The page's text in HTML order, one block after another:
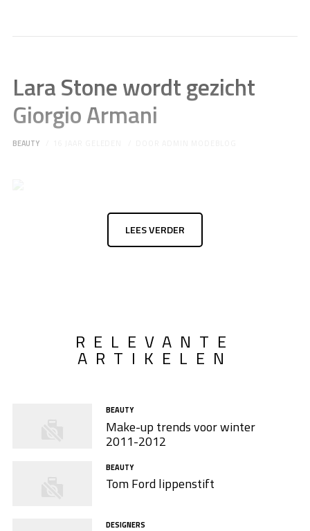
Lara Stone wordt gezicht
Giorgio Armani
BEAUTY
LEES VERDER
RELEVANTE
ARTIKELEN
BEAUTY
Make-up trends voor winter
2011-2012
BEAUTY
Tom Ford lippenstift
DESIGNERS